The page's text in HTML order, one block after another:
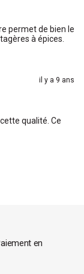
permet de bien le
à épices.
il y a 9 ans
qualité. Ce
en